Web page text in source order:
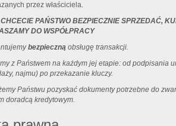
przez właściciela.
PAŃSTWO BEZPIECZNIE SPRZEDAĆ,
DO WSPÓŁPRACY
bezpieczną obsługę transakcji.
z Państwem na każdym jej etapie: od podpisania
najmu) po przekazanie kluczy.
Państwu pozyskać dokumenty potrzebne do
doradcą kredytowym.